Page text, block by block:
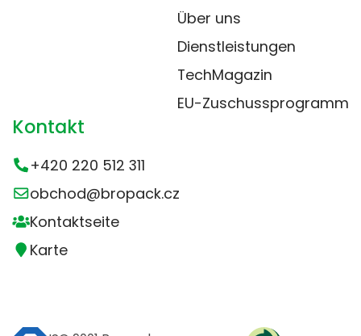
Über uns
Dienstleistungen
TechMagazin
EU-Zuschussprogramm
Kontakt
+420 220 512 311
obchod@bropack.cz
Kontaktseite
Karte